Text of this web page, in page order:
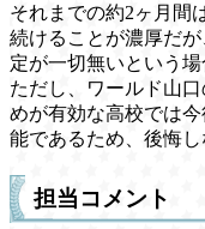
それまでの約2ヶ月間
続けることが濃厚だ
定が一切無いという
ただし、ワールド山
めが有効な高校では
能であるため、後悔し
担当コメント